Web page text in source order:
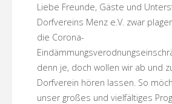
Liebe Freunde, Gäste und
Dorfvereins Menz e.V. zwar
die Corona-
denn je, doch wollen wir ab und
Dorfverein hören lassen. So
unser großes und vielfältiges